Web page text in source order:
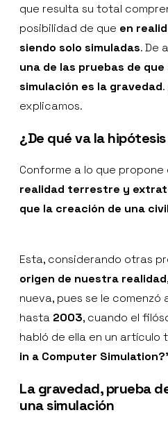
que resulta su total
posibilidad de que en
siendo solo simuladas. De
una de las pruebas de
simulación es la gravedad
explicamos.
¿De qué va la
Conforme a lo que propone
realidad terrestre y
que la creación de una
Esta, considerando otras
origen de nuestra realidad
nueva, pues se le
hasta 2003, cuando el
habló de ella en un artículo
in a Computer
La gravedad, prueba
una simulación